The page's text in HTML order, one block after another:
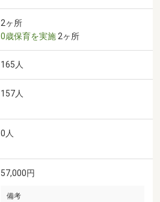
2ヶ所
0歳保育を実施 2ヶ所
165人
157人
0人
57,000円
備考